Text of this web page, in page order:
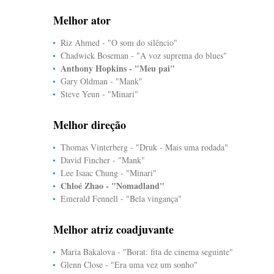
Melhor ator
Riz Ahmed - "O som do silêncio"
Chadwick Boseman - "A voz suprema do blues"
Anthony Hopkins - "Meu pai"
Gary Oldman - "Mank"
Steve Yeun - "Minari"
Melhor direção
Thomas Vinterberg - "Druk - Mais uma rodada"
David Fincher - "Mank"
Lee Isaac Chung - "Minari"
Chloé Zhao - "Nomadland"
Emerald Fennell - "Bela vingança"
Melhor atriz coadjuvante
Maria Bakalova - "Borat: fita de cinema seguinte"
Glenn Close - "Era uma vez um sonho"